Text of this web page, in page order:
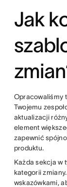
Jak
Opracowaliśmy
Twojemu
aktualizacji
element
zapewnić
produktu.
Każda sekcja w
kategorii
wskazówkami,